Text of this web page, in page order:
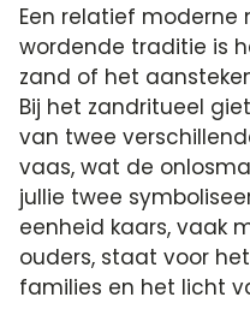
Een relatief
wordende traditie is
zand of het
Bij het zandritueel
van twee
vaas, wat de
jullie twee
eenheid kaars, vaak
ouders, staat voor
families en het licht